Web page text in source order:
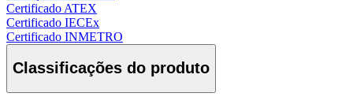
Certificado ATEX
Certificado IECEx
Certificado INMETRO
Classificações do produto